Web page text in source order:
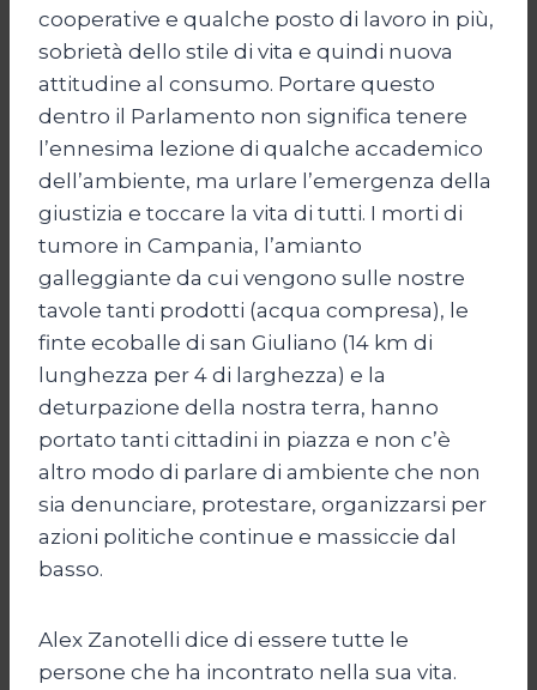
cooperative e qualche posto di lavoro in più,
sobrietà dello stile di vita e quindi nuova
attitudine al consumo. Portare questo
dentro il Parlamento non significa tenere
l’ennesima lezione di qualche accademico
dell’ambiente, ma urlare l’emergenza della
giustizia e toccare la vita di tutti. I morti di
tumore in Campania, l’amianto
galleggiante da cui vengono sulle nostre
tavole tanti prodotti (acqua compresa), le
finte ecoballe di san Giuliano (14 km di
lunghezza per 4 di larghezza) e la
deturpazione della nostra terra, hanno
portato tanti cittadini in piazza e non c’è
altro modo di parlare di ambiente che non
sia denunciare, protestare, organizzarsi per
azioni politiche continue e massiccie dal
basso.
Alex Zanotelli dice di essere tutte le
persone che ha incontrato nella sua vita.